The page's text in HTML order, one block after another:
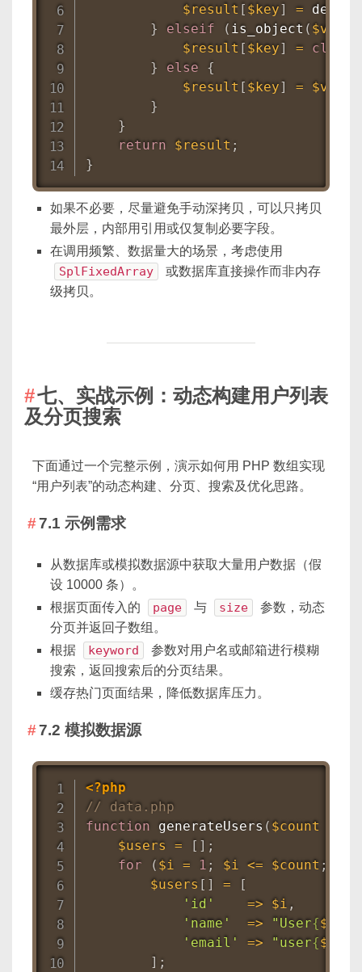
$result [ $key] =
}
elseif ( is_object ( $value
$result [ $key] = clone
}
else
{
$result [ $key] = $value
}
}
return
$result ;
}
如果不必要，尽量避免手动深拷贝，可以只拷贝
最外层，内部用引用或仅复制必要字段。
在调用频繁、数据量大的场景，考虑使用
SplFixedArray
或数据库直接操作而非内存
级拷贝。
七、实战示例：动态构建用户列表
及分页搜索
下面通过一个完整示例，演示如何用 PHP 数组实现
“用户列表”的动态构建、分页、搜索及优化思路。
7.1 示例需求
从数据库或模拟数据源中获取大量用户数据（假
设 10000 条）。
根据页面传入的
page 与 size
参数，动态
分页并返回子数组。
根据
keyword
参数对用户名或邮箱进行模糊
搜索，返回搜索后的分页结果。
缓存热门页面结果，降低数据库压力。
7.2 模拟数据源
<?php
// data.php
function
generateUsers ( $count
$users
= [ ] ;
for
( $i = 1 ; $i <= $count ;
$users [ ] =
[
'id'
=> $i ,
'name'
=> "User{$i
'email'
=> "user{$i
] ;